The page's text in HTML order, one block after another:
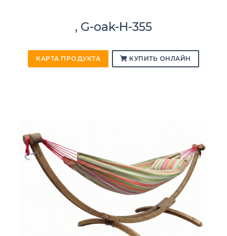
, G-oak-H-355
КАРТА ПРОДУКТА КУПИТЬ ОНЛАЙН